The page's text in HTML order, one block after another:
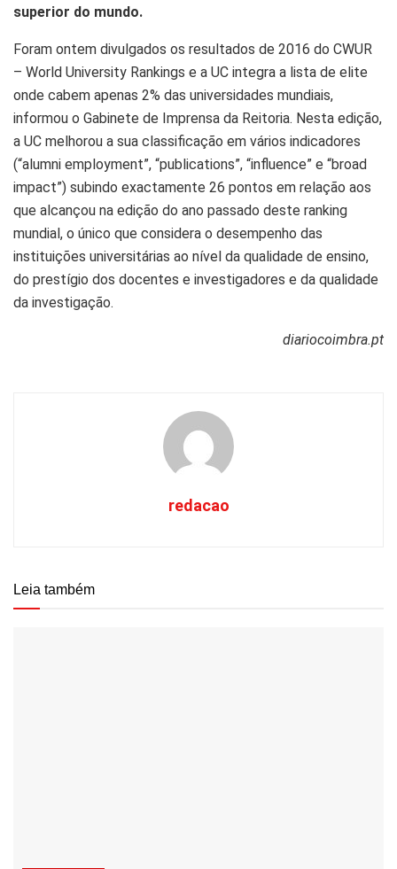
superior do mundo.
Foram ontem divulgados os resultados de 2016 do CWUR
– World University Rankings e a UC integra a lista de elite
onde cabem apenas 2% das universidades mundiais,
informou o Gabinete de Imprensa da Reitoria. Nesta edição,
a UC melhorou a sua classificação em vários indicadores
(“alumni employment”, “publications”, “influence” e “broad
impact”) subindo exactamente 26 pontos em relação aos
que alcançou na edição do ano passado deste ranking
mundial, o único que considera o desempenho das
instituições universitárias ao nível da qualidade de ensino,
do prestígio dos docentes e investigadores e da qualidade
da investigação.
diariocoimbra.pt
redacao
Leia também